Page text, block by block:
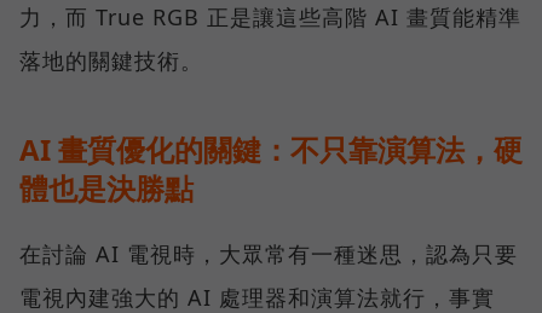
力，而 True RGB 正是讓這些高階 AI 畫質能精準
落地的關鍵技術。
AI 畫質優化的關鍵：不只靠演算法，硬
體也是決勝點
在討論 AI 電視時，大眾常有一種迷思，認為只要
電視內建強大的 AI 處理器和演算法就行，事實